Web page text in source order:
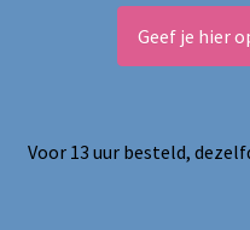
Geef je hier
Voor 13 uur besteld,